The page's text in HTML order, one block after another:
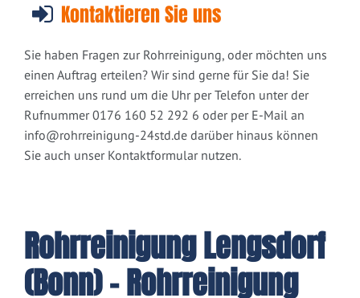
Kontaktieren Sie uns
Sie haben Fragen zur Rohrreinigung, oder möchten uns
einen Auftrag erteilen? Wir sind gerne für Sie da! Sie
erreichen uns rund um die Uhr per Telefon unter der
Rufnummer 0176 160 52 292 6 oder per E-Mail an
info@rohrreinigung-24std.de darüber hinaus können
Sie auch unser Kontaktformular nutzen.
Rohrreinigung Lengsdorf
(Bonn) - Rohrreinigung